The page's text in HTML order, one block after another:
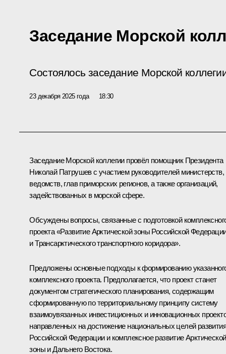
Заседание Морской
Состоялось заседание Морской
23 декабря 2025 года 18:30
Заседание Морской коллегии провёл помощник Президента
Николай Патрушевс участием руководителей министерств,
ведомств, глав приморских регионов, а также организаций,
задействованных в морской сфере.
Обсуждены вопросы, связанные с подготовкой
проекта «Развитие Арктической зоны Российской
и Трансарктического транспортного коридора».
Предложены основные подходы к формированию
комплексного проекта. Предполагается, что проект станет
документом стратегического планирования, содержащим
сформированную по территориальному принципу систему
взаимоувязанных инвестиционных и инновационных
направленных на достижение национальных целей развития
Российской Федерации и комплексное развитие Арктической
зоны и Дальнего Востока.